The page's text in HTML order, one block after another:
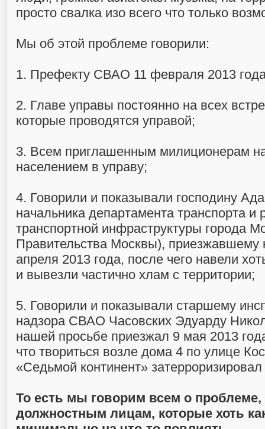
просто свалка изо всего что только
Мы об этой проблеме говорили:
1. Префекту СВАО 11 февраля 2013
2. Главе управы постоянно на всех
которые проводятся управой;
3. Всем приглашенным милиционерам
населением в управу;
4. Говорили и показывали господину
начальника департамента транспорта и
транспортной инфраструктуры города
Правительства Москвы), приезжавшему
апреля 2013 года, после чего навели
и вывезли частично хлам с территории;
5. Говорили и показывали старшему
надзора СВАО Часовских Эдуарду
нашей просьбе приезжал 9 мая 2013
что твориться возле дома 4 по улице
«Седьмой континент»
То есть мы говорим всем о проблеме,
должностным лицам, которые хоть